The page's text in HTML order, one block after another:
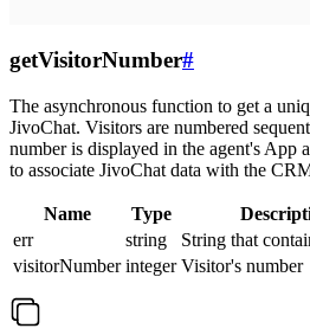
getVisitorNumber#
The asynchronous function to get a
JivoChat. Visitors are numbered
number is displayed in the agent's App
to associate JivoChat data with the
Name Type
err
string
String that
visitorNumber integer Visitor's number